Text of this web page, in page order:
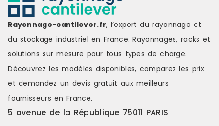
Rayonnage-cantilever.fr, l’expert du rayonnage et
du stockage industriel en France. Rayonnages, racks et
solutions sur mesure pour tous types de charge.
Découvrez les modèles disponibles, comparez les prix
et demandez un devis gratuit aux meilleurs
fournisseurs en France.
5 avenue de la République 75011 PARIS